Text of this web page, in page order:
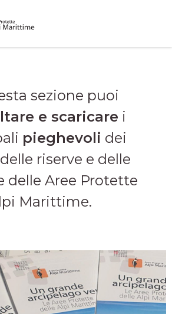
sezione puoi
e scaricare i
pieghevoli dei
riserve e delle
delle Aree Protette
Marittime.